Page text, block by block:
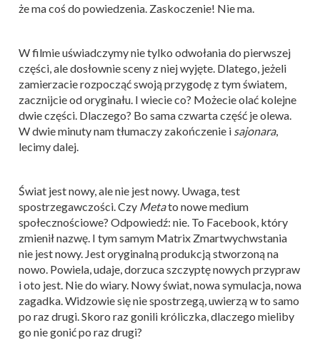
że ma coś do powiedzenia. Zaskoczenie! Nie ma.
W filmie uświadczymy nie tylko odwołania do pierwszej
części, ale dosłownie sceny z niej wyjęte. Dlatego, jeżeli
zamierzacie rozpocząć swoją przygodę z tym światem,
zacznijcie od oryginału. I wiecie co? Możecie olać kolejne
dwie części. Dlaczego? Bo sama czwarta część je olewa.
W dwie minuty nam tłumaczy zakończenie i sajonara,
lecimy dalej.
Świat jest nowy, ale nie jest nowy. Uwaga, test
spostrzegawczości. Czy Metato nowe medium
społecznościowe? Odpowiedź: nie. To Facebook, który
zmienił nazwę. I tym samym Matrix Zmartwychwstania
nie jest nowy. Jest oryginalną produkcją stworzoną na
nowo. Powiela, udaje, dorzuca szczyptę nowych przypraw
i oto jest. Nie do wiary. Nowy świat, nowa symulacja, nowa
zagadka. Widzowie się nie spostrzegą, uwierzą w to samo
po raz drugi. Skoro raz gonili króliczka, dlaczego mieliby
go nie gonić po raz drugi?